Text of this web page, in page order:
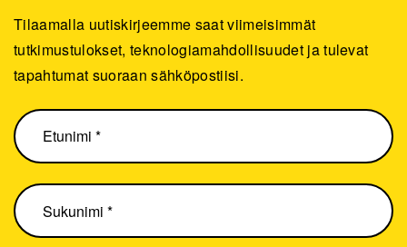
Tilaamalla uutiskirjeemme saat viimeisimmät
tutkimustulokset, teknologiamahdollisuudet ja tulevat
tapahtumat suoraan sähköpostiisi.